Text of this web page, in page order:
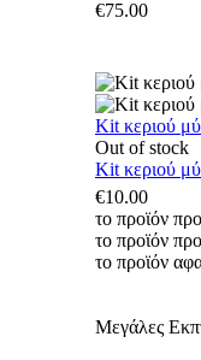
€75.00
Kit κεριού
Out of stock
Kit κεριού
€10.00
το προϊόν
το προϊόν
το προϊόν
Μεγάλες